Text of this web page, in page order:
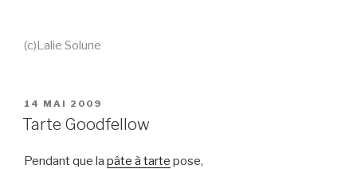
(c)Lalie Solune
PUBLIÉ
LE
14 MAI 2009
Tarte Goodfellow
Pendant que la pâte à tarte pose,